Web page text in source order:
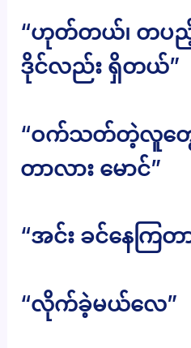
“ဟုတ်တယ်၊ တပ
ဒိုင်လည်း ရှိတယ်”
“ဝက်သတ်တဲ့လူတွေ
တာလား မောင်”
“အင်း ခင်နေကြတ
“လိုက်ခဲ့မယ်လေ”